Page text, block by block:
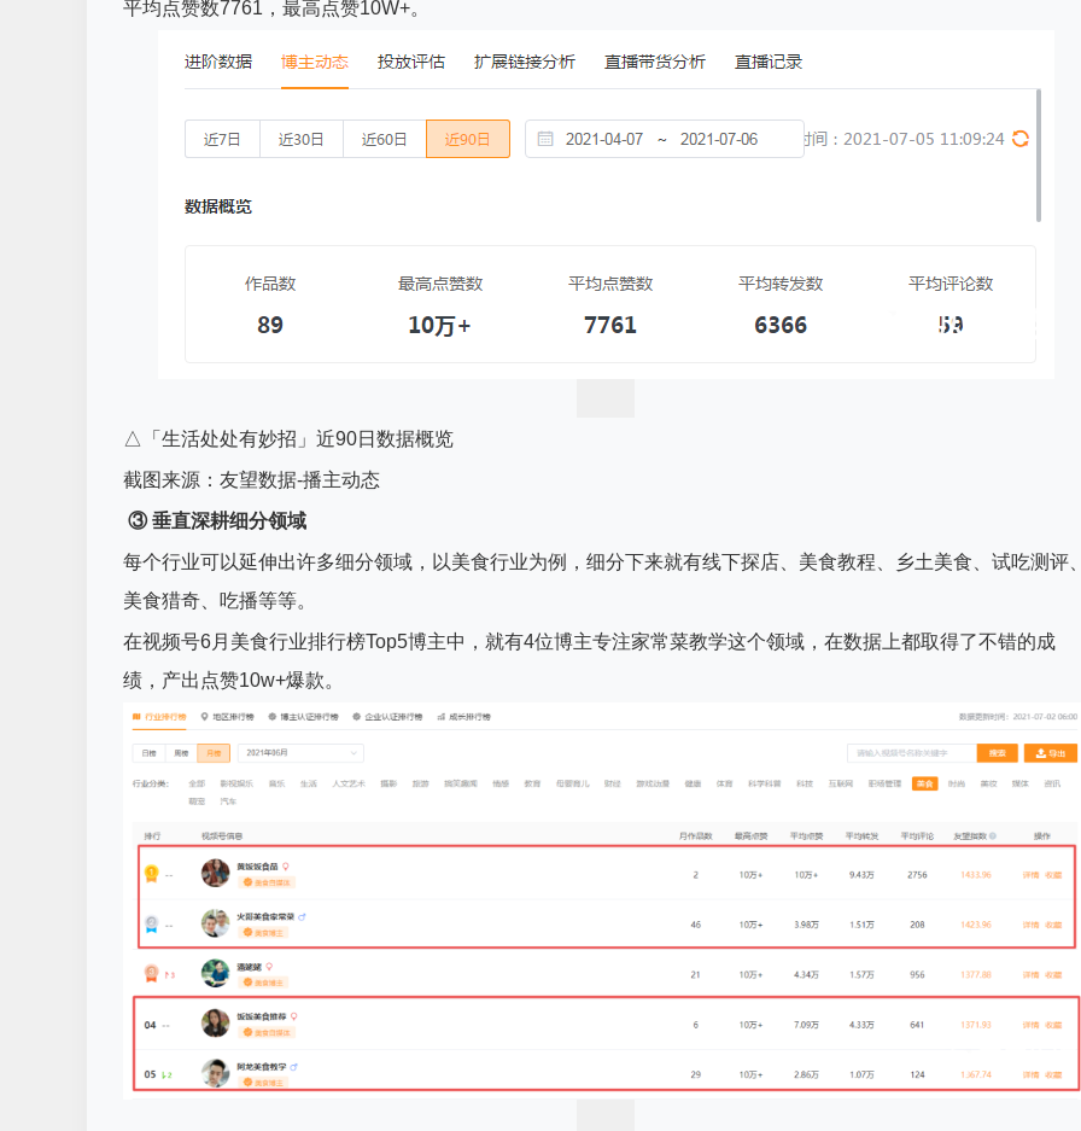
平均点赞数7761，最高点赞10W+。
△「生活处处有妙招」近90日数据概览
截图来源：友望数据-播主动态
③ 垂直深耕细分领域
每个行业可以延伸出许多细分领域，以美食行业为例，细分下来就有线下探店、美食教程、乡土美食、试吃测评、
美食猎奇、吃播等等。
在视频号6月美食行业排行榜Top5博主中，就有4位博主专注家常菜教学这个领域，在数据上都取得了不错的成
绩，产出点赞10w+爆款。